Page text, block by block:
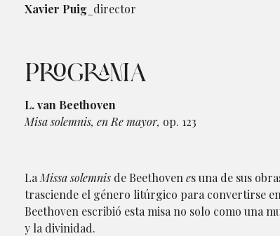
Xavier Puig _director
PROGRAMA
L. van Beethoven
Misa solemnis, en Re mayor, op. 123
La Missa solemnis de Beethoven es una de sus
trasciende el género litúrgico para convertirse
Beethoven escribió esta misa no solo como una
y la divinidad.